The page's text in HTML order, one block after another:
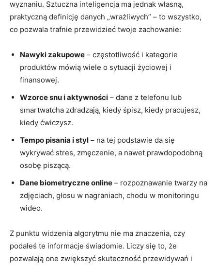
wyznaniu. Sztuczna inteligencja ma jednak własną,
praktyczną definicję danych „wrażliwych” – to wszystko,
co pozwala trafnie przewidzieć twoje zachowanie:
Nawyki zakupowe – częstotliwość i kategorie
produktów mówią wiele o sytuacji życiowej i
finansowej.
Wzorce snu i aktywności – dane z telefonu lub
smartwatcha zdradzają, kiedy śpisz, kiedy pracujesz,
kiedy ćwiczysz.
Tempo pisania i styl – na tej podstawie da się
wykrywać stres, zmęczenie, a nawet prawdopodobną
osobę piszącą.
Dane biometryczne online – rozpoznawanie twarzy na
zdjęciach, głosu w nagraniach, chodu w monitoringu
wideo.
Z punktu widzenia algorytmu nie ma znaczenia, czy
podałeś te informacje świadomie. Liczy się to, że
pozwalają one zwiększyć skuteczność przewidywań i